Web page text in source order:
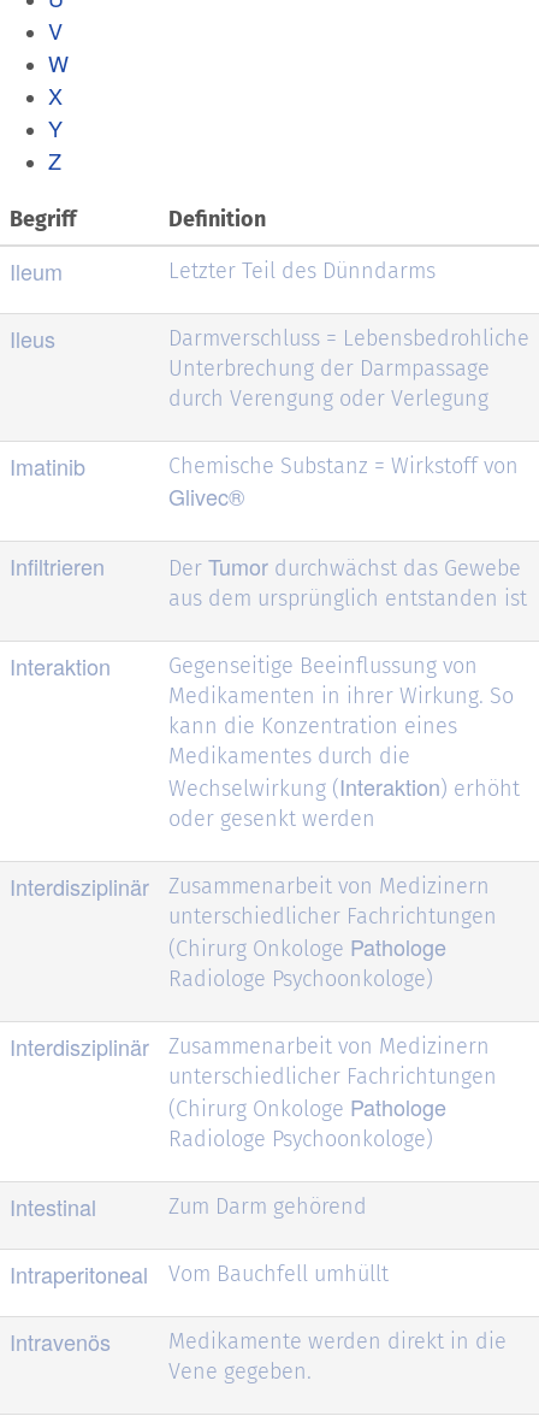
V
W
X
Y
Z
Begriff Definition
Ileum Letzter Teil des Dünndarms
Ileus
Darmverschluss = Lebensbedrohliche
Unterbrechung der Darmpassage
durch Verengung oder Verlegung
Imatinib Chemische Substanz = Wirkstoff von
Glivec®
Infiltrieren Der Tumor durchwächst das Gewebe
aus dem ursprünglich entstanden ist
Interaktion
Gegenseitige Beeinflussung von
Medikamenten in ihrer Wirkung. So
kann die Konzentration eines
Medikamentes durch die
Wechselwirkung (Interaktion) erhöht
oder gesenkt werden
Interdisziplinär
Zusammenarbeit von Medizinern
unterschiedlicher Fachrichtungen
(Chirurg Onkologe Pathologe
Radiologe Psychoonkologe)
Interdisziplinär
Zusammenarbeit von Medizinern
unterschiedlicher Fachrichtungen
(Chirurg Onkologe Pathologe
Radiologe Psychoonkologe)
Intestinal Zum Darm gehörend
Intraperitoneal Vom Bauchfell umhüllt
Intravenös
Medikamente werden direkt in die
Vene gegeben.